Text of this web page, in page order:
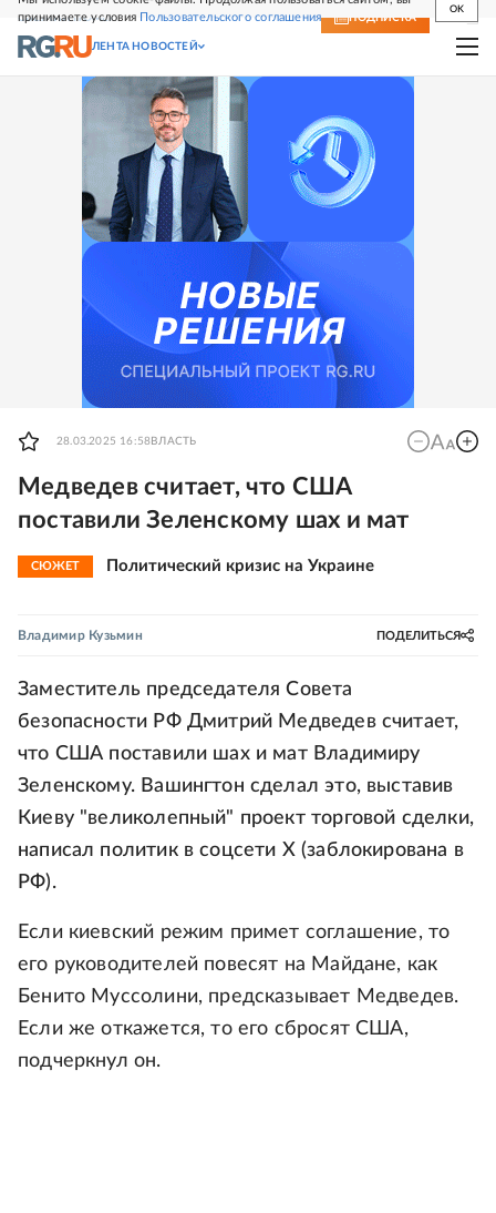
принимаете условия Пользовательского соглашения
OK
СВЕЖИЙ НОМЕР ПОДПИСКА
ЛЕНТА НОВОСТЕЙ
28.03.2025 16:58 ВЛАСТЬ
Медведев считает, что США
поставили Зеленскому шах и мат
СЮЖЕТ Политический кризис на Украине
Владимир Кузьмин ПОДЕЛИТЬСЯ
Заместитель председателя Совета
безопасности РФ Дмитрий Медведев считает,
что США поставили шах и мат Владимиру
Зеленскому. Вашингтон сделал это, выставив
Киеву "великолепный" проект торговой сделки,
написал политик в соцсети X (заблокирована в
РФ).
Если киевский режим примет соглашение, то
его руководителей повесят на Майдане, как
Бенито Муссолини, предсказывает Медведев.
Если же откажется, то его сбросят США,
подчеркнул он.